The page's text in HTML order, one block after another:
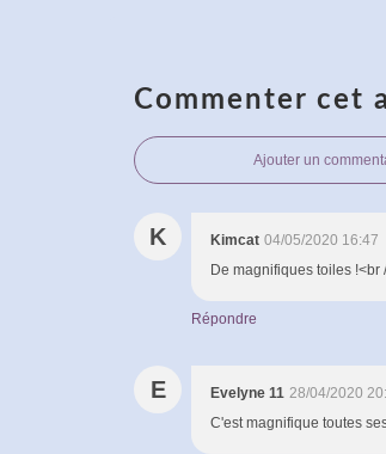
Commenter cet
Ajouter un
K Kimcat 04/05/2020 16:47
De magnifiques toiles !<br
Répondre
E Evelyne 11 28/04/2020
C'est magnifique toutes